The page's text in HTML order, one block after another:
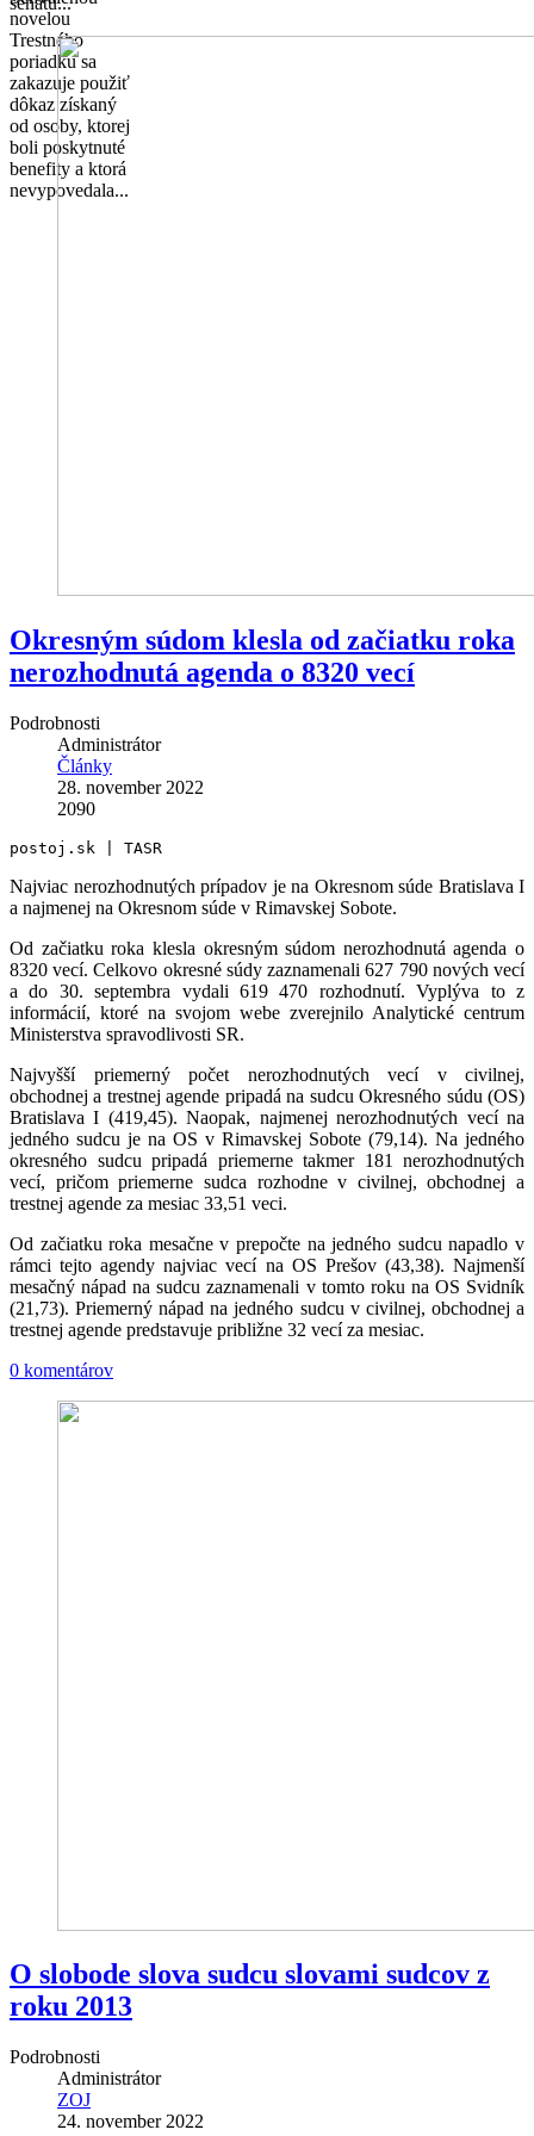
novelou
Trestného
poriadku sa
zakazuje použiť
dôkaz získaný
od osoby, ktorej
boli poskytnuté
benefity a ktorá
nevypovedala...
Okresným súdom klesla od začiatku roka
nerozhodnutá agenda o 8320 vecí
Podrobnosti
Administrátor
Články
28. november 2022
2090
postoj.sk | TASR
Najviac nerozhodnutých prípadov je na Okresnom súde Bratislava I
a najmenej na Okresnom súde v Rimavskej Sobote.
Od začiatku roka klesla okresným súdom nerozhodnutá agenda o
8320 vecí. Celkovo okresné súdy zaznamenali 627 790 nových vecí
a do 30. septembra vydali 619 470 rozhodnutí. Vyplýva to z
informácií, ktoré na svojom webe zverejnilo Analytické centrum
Ministerstva spravodlivosti SR.
Najvyšší priemerný počet nerozhodnutých vecí v civilnej,
obchodnej a trestnej agende pripadá na sudcu Okresného súdu (OS)
Bratislava I (419,45). Naopak, najmenej nerozhodnutých vecí na
jedného sudcu je na OS v Rimavskej Sobote (79,14). Na jedného
okresného sudcu pripadá priemerne takmer 181 nerozhodnutých
vecí, pričom priemerne sudca rozhodne v civilnej, obchodnej a
trestnej agende za mesiac 33,51 veci.
Od začiatku roka mesačne v prepočte na jedného sudcu napadlo v
rámci tejto agendy najviac vecí na OS Prešov (43,38). Najmenší
mesačný nápad na sudcu zaznamenali v tomto roku na OS Svidník
(21,73). Priemerný nápad na jedného sudcu v civilnej, obchodnej a
trestnej agende predstavuje približne 32 vecí za mesiac.
0 komentárov
O slobode slova sudcu slovami sudcov z
roku 2013
Podrobnosti
Administrátor
ZOJ
24. november 2022